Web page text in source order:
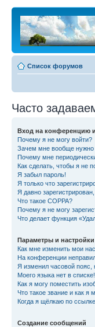
Список форумов
Часто
Вход на конференцию
Почему я не могу войти?
Зачем мне вообще нужно
Почему мне
Как сделать, чтобы я не
Я забыл пароль!
Я только что
Я давно
Что такое COPPA?
Почему я не могу
Что делает функция
Параметры и
Как мне изменить мои
На конференции
Я изменил часовой пояс,
Моего языка нет в списке!
Как я могу поместить
Что такое звание и как я
Когда я щёлкаю по
Создание сообщений